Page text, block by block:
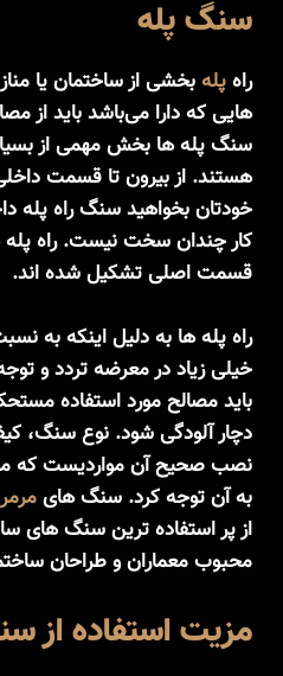
سنگ پله
راهپلهبخشی از ساختمان یا
هایی که دارا می‌باشد باید از
سنگ پله ها بخش مهمی از
هستند. از بیرون تا قسمت
خودتان بخواهید سنگ راه پله
کار چندان سخت نیست. راه پله
قسمت اصلی تشکیل شده اند.
راه پله ها به دلیل اینکه به
خیلی زیاد در معرضه تردد و
باید مصالح مورد استفاده
دچار آلودگی شود. نوع
نصب صحیح آن مواردیست که
به آن توجه کرد. سنگ های
از پر استفاده ترین سنگ های
محبوب معماران و طراحان
مزیت استفاده از